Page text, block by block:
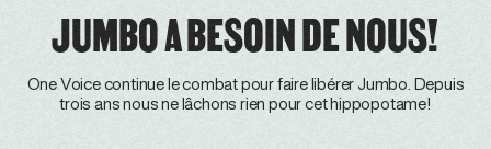
JUMBO A BESOIN DE NOUS!
One Voice continue le combat pour faire libérer Jumbo. Depuis
trois ans nous ne lâchons rien pour cet hippopotame!